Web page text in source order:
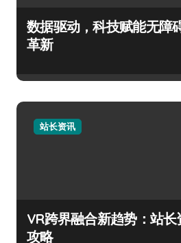
数据驱动，科技赋能无障
革新
站长资讯
VR跨界融合新趋势：站长
攻略